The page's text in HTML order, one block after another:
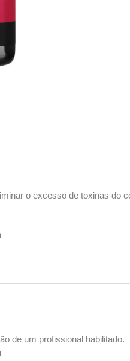
o excesso de toxinas do
de um profissional habilitado.